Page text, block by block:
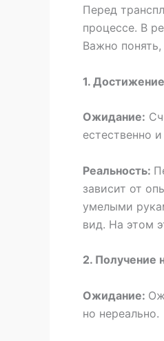
Перед
процессе. В
Важно
1.
Ожидание:
естественно
Реальность:
зависит от
умелыми
вид. На этом
2. Получение
Ожидание:
но нереально.